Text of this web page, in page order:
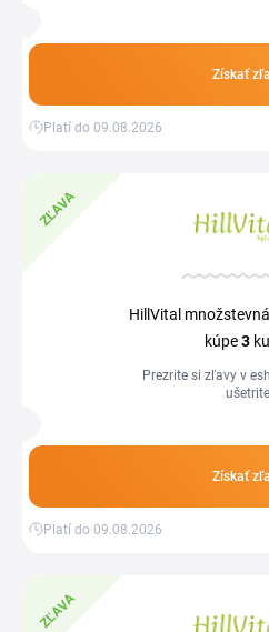
Získať
Platí do 09.08.2026
ZĽAVA
HillVital množstevná
kúpe3
Prezrite si zľavy v
Získať
Platí do 09.08.2026
ZĽAVA